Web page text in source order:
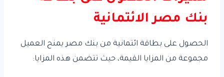
بنك مصر الائتمانية
الحصول على بطاقة ائتمانية من بنك مصر يمنح العميل
مجموعة من المزايا القيمة، حيث تتضمن هذه المزايا: